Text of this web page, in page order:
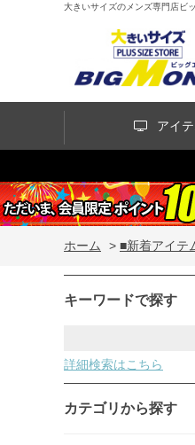
大きいサイズのメンズ専門店ビ
アイ
ホーム > ■新着アイテ
キーワードで探す
詳細検索はこちら
カテゴリから探す